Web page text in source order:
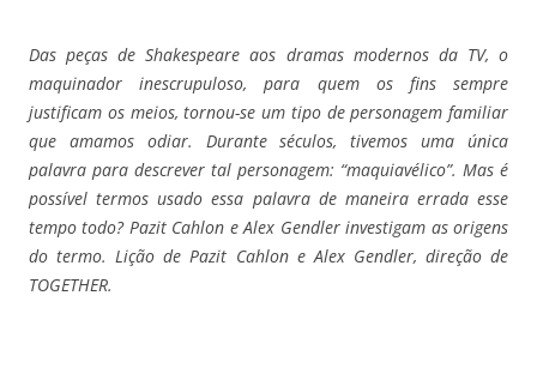
Das peças de Shakespeare aos dramas modernos da TV, o
maquinador inescrupuloso, para quem os fins sempre
justificam os meios, tornou-se um tipo de personagem familiar
que amamos odiar. Durante séculos, tivemos uma única
palavra para descrever tal personagem: “maquiavélico”. Mas é
possível termos usado essa palavra de maneira errada esse
tempo todo? Pazit Cahlon e Alex Gendler investigam as origens
do termo. Lição de Pazit Cahlon e Alex Gendler, direção de
TOGETHER.